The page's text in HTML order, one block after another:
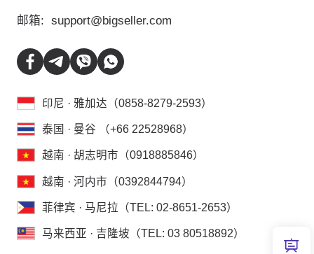
邮箱: support@bigseller.com
印尼 · 雅加达（0858-8279-2593）
泰国 · 曼谷 （+66 22528968）
越南 · 胡志明市（0918885846）
越南 · 河内市（0392844794）
菲律宾 · 马尼拉（TEL: 02-8651-2653）
马来西亚 · 吉隆坡（TEL: 03 80518892）